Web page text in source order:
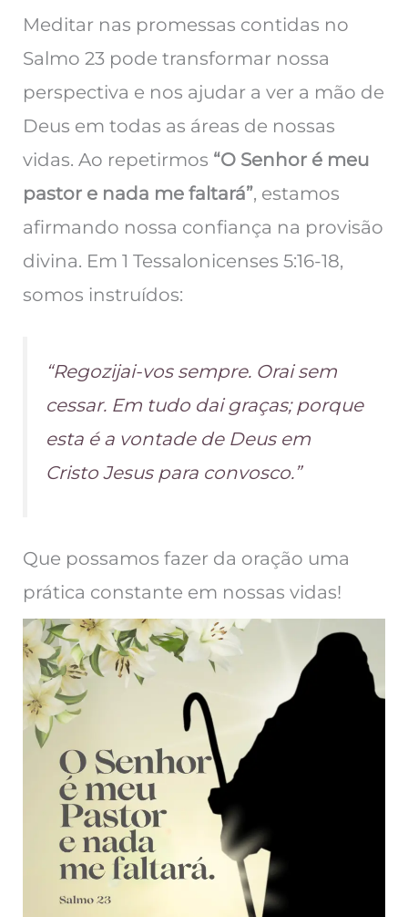
Meditar nas promessas contidas no
Salmo 23 pode transformar nossa
perspectiva e nos ajudar a ver a mão de
Deus em todas as áreas de nossas
vidas. Ao repetirmos “O Senhor é meu
pastor e nada me faltará”, estamos
afirmando nossa confiança na provisão
divina. Em 1 Tessalonicenses 5:16-18,
somos instruídos:
“Regozijai-vos sempre. Orai sem
cessar. Em tudo dai graças; porque
esta é a vontade de Deus em
Cristo Jesus para convosco.”
Que possamos fazer da oração uma
prática constante em nossas vidas!